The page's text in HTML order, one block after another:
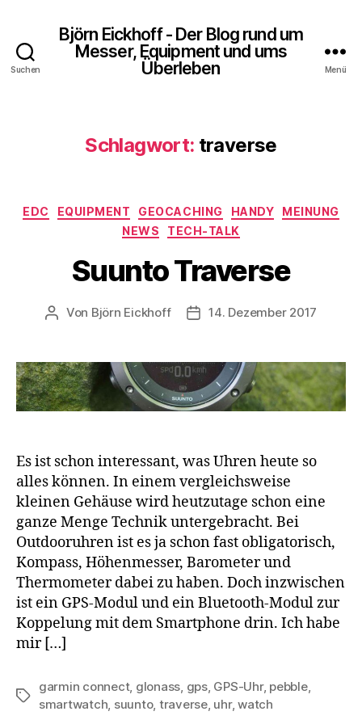
Suchen
Björn Eickhoff - Der Blog rund um
Messer, Equipment und ums
Überleben
Menü
Schlagwort: traverse
Kategorien
EDC EQUIPMENT GEOCACHING HANDY
MEINUNG
NEWS
TECH-TALK
Suunto Traverse
Beitragsautor
Von Björn Eickhoff Veröffentlichungsdatum
14. Dezember 2017
Es ist schon interessant, was Uhren heute so
alles können. In einem vergleichsweise
kleinen Gehäuse wird heutzutage schon eine
ganze Menge Technik untergebracht. Bei
Outdooruhren ist es ja schon fast obligatorisch,
Kompass, Höhenmesser, Barometer und
Thermometer dabei zu haben. Doch inzwischen
ist ein GPS-Modul und ein Bluetooth-Modul zur
Koppelung mit dem Smartphone drin. Ich habe
mir […]
Schlagwörter
garmin connect, glonass, gps, GPS-Uhr, pebble,
smartwatch, suunto, traverse, uhr,watch